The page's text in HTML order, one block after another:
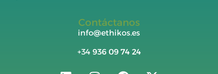
Contáctanos
info@ethikos.es
+34 936 09 74 24